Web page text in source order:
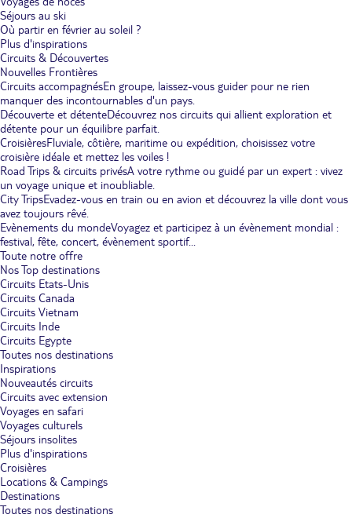
Séjours au ski
Où partir en février au soleil ?
Plus d'inspirations
Circuits & Découvertes
Nouvelles Frontières
Circuits accompagnésEn groupe, laissez-vous guider pour ne rien
manquer des incontournables d'un pays.
Découverte et détenteDécouvrez nos circuits qui allient exploration et
détente pour un équilibre parfait.
CroisièresFluviale, côtière, maritime ou expédition, choisissez votre
croisière idéale et mettez les voiles !
Road Trips & circuits privésA votre rythme ou guidé par un expert : vivez
un voyage unique et inoubliable.
City TripsEvadez-vous en train ou en avion et découvrez la ville dont vous
avez toujours rêvé.
Evènements du mondeVoyagez et participez à un évènement mondial :
festival, fête, concert, évènement sportif...
Toute notre offre
Nos Top destinations
Circuits Etats-Unis
Circuits Canada
Circuits Vietnam
Circuits Inde
Circuits Egypte
Toutes nos destinations
Inspirations
Nouveautés circuits
Circuits avec extension
Voyages en safari
Voyages culturels
Séjours insolites
Plus d'inspirations
Croisières
Locations & Campings
Destinations
Toutes nos destinations